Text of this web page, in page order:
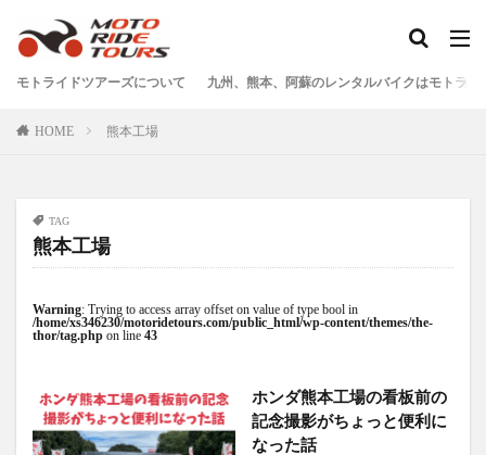
モトライドツアーズについて 九州、熊本、阿蘇のレンタルバイクはモトライ
HOME 熊本工場
TAG
熊本工場
Warning: Trying to access array offset on value of type bool in
/home/xs346230/motoridetours.com/public_html/wp-content/themes/the-
thor/tag.php on line 43
ホンダ熊本工場の看板前の
記念撮影がちょっと便利に
なった話
小国 水俣
熊本ツーリング
竹熊 米津米店 赤牛 近江屋 阿蘇
阿蘇くまもと空港